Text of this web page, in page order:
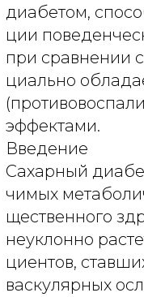
диабетом,
ции
при сравнении
циально
эффектами.
Введение
Сахарный
чимых
щественного
неуклонно
циентов,
васкулярных